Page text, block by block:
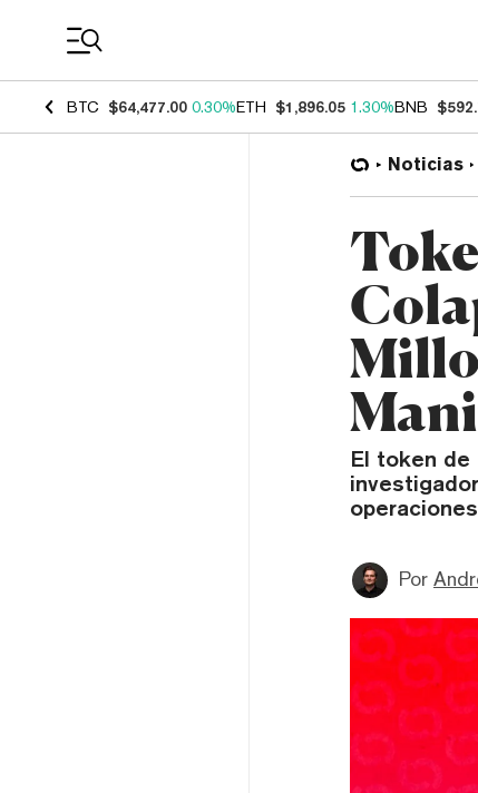
BTC $64,477.00 0.30%ETH $1,896.05 1.30%BNB
Noticias
El token de
Por